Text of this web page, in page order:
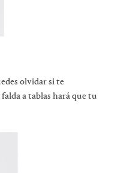
olvidar si te
a tablas hará que tu